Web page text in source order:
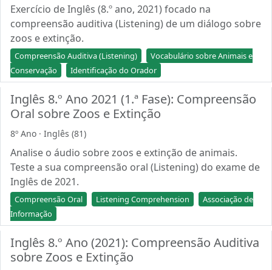
Exercício de Inglês (8.º ano, 2021) focado na
compreensão auditiva (Listening) de um diálogo sobre
zoos e extinção.
Compreensão Auditiva (Listening)
Vocabulário sobre Animais e
Conservação
Identificação do Orador
Inglês 8.º Ano 2021 (1.ª Fase): Compreensão
Oral sobre Zoos e Extinção
8º Ano · Inglês (81)
Analise o áudio sobre zoos e extinção de animais.
Teste a sua compreensão oral (Listening) do exame de
Inglês de 2021.
Compreensão Oral Listening Comprehension
Associação de
Informação
Inglês 8.º Ano (2021): Compreensão Auditiva
sobre Zoos e Extinção